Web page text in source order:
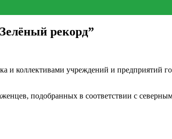
рекорд”
учреждений и предприятий
подобранных в соответствии с